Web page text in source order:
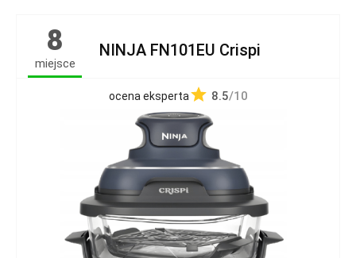
8
miejsce
NINJA FN101EU Crispi
ocena eksperta 8.5/10